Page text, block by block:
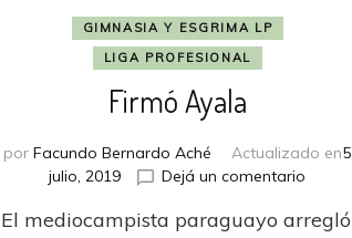
GIMNASIA Y ESGRIMA LP
LIGA PROFESIONAL
Firmó Ayala
porFacundo Bernardo Aché Actualizado en5
julio, 2019
Dejá un comentario
Ayala
El mediocampista paraguayo arregló